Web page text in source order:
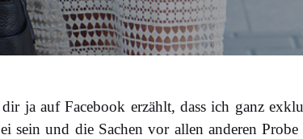
ja auf Facebook erzählt, dass ich ganz
sein und die Sachen vor allen anderen